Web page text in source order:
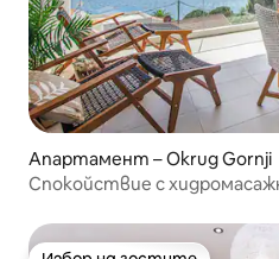
Апартамент – Okrug Gornji
Спокойствие с